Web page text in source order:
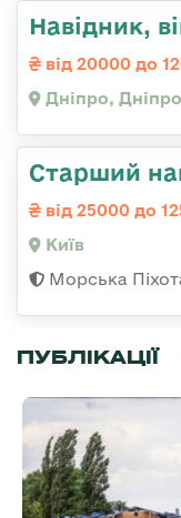
Навідник,
від 20000 до
Дніпро,
Стаpший
від 25000 до
Київ
Морська
ПУБЛІКАЦІЇ